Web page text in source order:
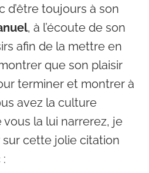
d’être toujours à son
, à l’écoute de son
afin de la mettre en
que son plaisir
terminer et montrer à
avez la culture
la lui narrerez, je
cette jolie citation